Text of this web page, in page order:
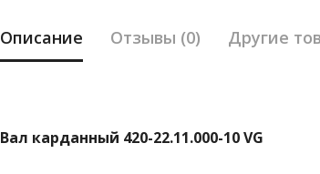
Описание Отзывы (0) Другие
Вал карданный 420-22.11.000-10 VG